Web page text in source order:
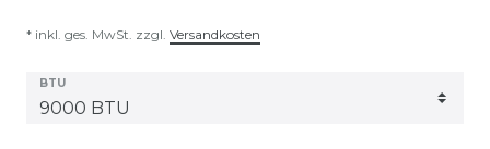
* inkl. ges. MwSt. zzgl. Versandkosten
BTU